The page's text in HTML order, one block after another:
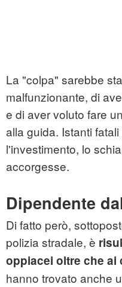
La "colpa" sarebbe
malfunzionante, di
e di aver voluto fare
alla guida. Istanti
l'investimento, lo
accorgesse.
Dipendente
Di fatto però,
polizia stradale, è
oppiacei oltre che ai
hanno trovato anche